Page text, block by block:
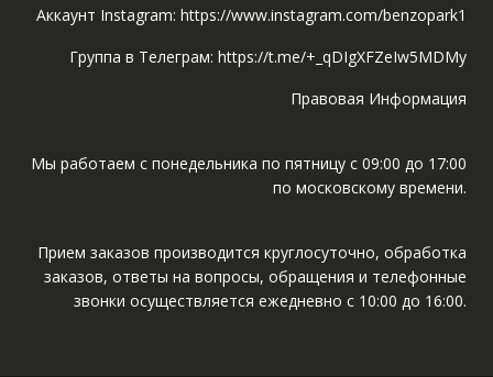
Аккаунт Instagram: https://www.instagram.com/benzopark1
Группа в Телеграм: https://t.me/+_qDIgXFZeIw5MDMy
Правовая Информация
Мы работаем с понедельника по пятницу с 09:00 до 17:00
по московскому времени.
Прием заказов производится круглосуточно, обработка
заказов, ответы на вопросы, обращения и телефонные
звонки осуществляется ежедневно с 10:00 до 16:00.